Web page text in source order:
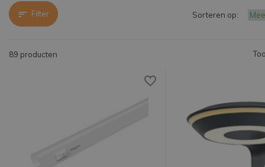
Filter
89 producten
Sorteren op: